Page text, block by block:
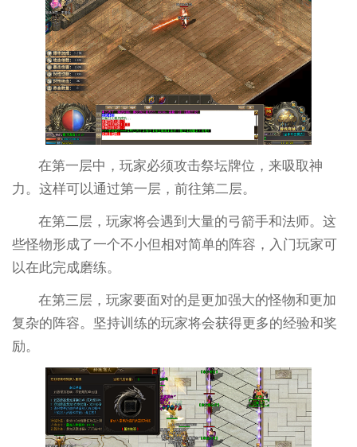
在第一层中，玩家必须攻击祭坛牌位，来吸取神
力。这样可以通过第一层，前往第二层。
在第二层，玩家将会遇到大量的弓箭手和法师。这
些怪物形成了一个不小但相对简单的阵容，入门玩家可
以在此完成磨练。
在第三层，玩家要面对的是更加强大的怪物和更加
复杂的阵容。坚持训练的玩家将会获得更多的经验和奖
励。